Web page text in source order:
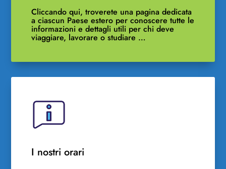
Cliccando qui, troverete una pagina dedicata
a ciascun Paese estero per conoscere tutte le
informazioni e dettagli utili per chi deve
viaggiare, lavorare o studiare …
I nostri orari